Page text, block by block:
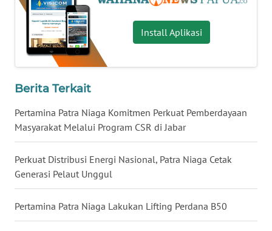
Install Aplikasi
Berita Terkait
Pertamina Patra Niaga Komitmen Perkuat Pemberdayaan
Masyarakat Melalui Program CSR di Jabar
Perkuat Distribusi Energi Nasional, Patra Niaga Cetak
Generasi Pelaut Unggul
Pertamina Patra Niaga Lakukan Lifting Perdana B50
WN
LAMPUNG
WN
WN
NUSANTARA
WN
JOGJA
WN